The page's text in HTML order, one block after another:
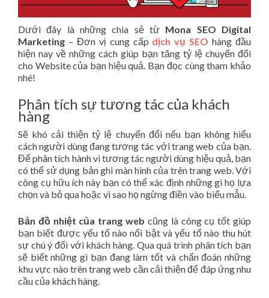
Dưới đây là những chia sẻ từ Mona SEO Digital
Marketing – Đơn vị cung cấp dịch vụ SEO hàng đầu
hiện nay về những cách giúp bạn tăng tỷ lệ chuyển đổi
cho Website của bạn hiệu quả. Bạn đọc cùng tham khảo
nhé!
Phân tích sự tương tác của khách
hàng
Sẽ khó cải thiện tỷ lệ chuyển đổi nếu bạn không hiểu
cách người dùng đang tương tác với trang web của bạn.
Để phân tích hành vi tương tác người dùng hiệu quả, bạn
có thể sử dụng bản ghi màn hình của trên trang web. Với
công cụ hữu ích này bạn có thể xác định những gì họ lựa
chọn và bỏ qua hoặc vì sao họ ngừng điền vào biểu mẫu.
Bản đồ nhiệt của trang web cũng là công cụ tốt giúp
bạn biết được yếu tố nào nổi bật và yếu tố nào thu hút
sự chú ý đối với khách hàng. Qua quá trình phân tích bạn
sẽ biết những gì bạn đang làm tốt và chẩn đoán những
khu vực nào trên trang web cần cải thiện để đáp ứng nhu
cầu của khách hàng.